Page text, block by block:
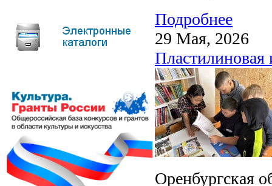
Подробнее
29 Мая, 2026
Пластилиновая
Оренбургская